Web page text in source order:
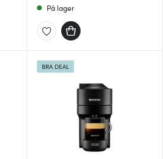
På lager
BRA DEAL